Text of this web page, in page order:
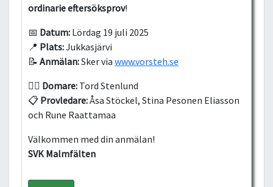
ordinarie eftersöksprov!
📅 Datum: Lördag 19 juli 2025
📍 Plats:Jukkasjärvi
📝 Anmälan:Sker via www.vorsteh.se
👨‍⚖️ Domare: Tord Stenlund
📋 Provledare:Åsa Stöckel, Stina Pesonen Eliasson
och Rune Raattamaa
Välkommen med din anmälan!
SVK Malmfälten